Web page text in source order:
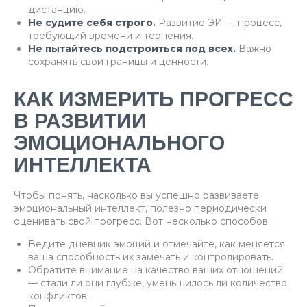
дистанцию.
Не судите себя строго. Развитие ЭИ — процесс,
требующий времени и терпения.
Не пытайтесь подстроиться под всех. Важно
сохранять свои границы и ценности.
КАК ИЗМЕРИТЬ ПРОГРЕСС
В РАЗВИТИИ
ЭМОЦИОНАЛЬНОГО
ИНТЕЛЛЕКТА
Чтобы понять, насколько вы успешно развиваете
эмоциональный интеллект, полезно периодически
оценивать свой прогресс. Вот несколько способов:
Ведите дневник эмоций и отмечайте, как меняется
ваша способность их замечать и контролировать.
Обратите внимание на качество ваших отношений
— стали ли они глубже, уменьшилось ли количество
конфликтов.